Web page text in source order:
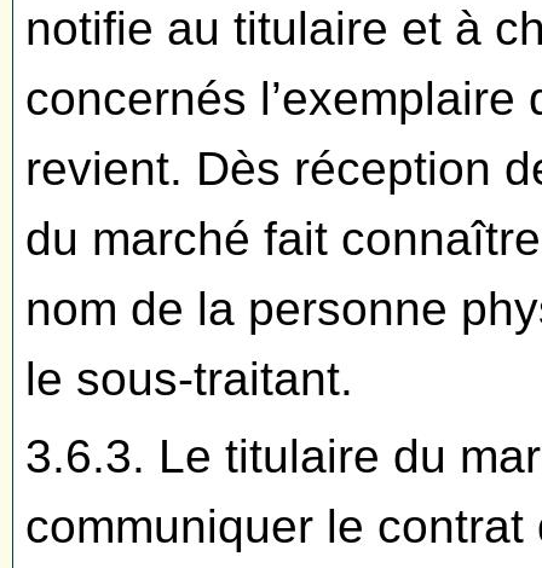
notifie au titulaire et à
concernés l’exemplaire
revient. Dès réception
du marché fait
nom de la personne
le sous-traitant.
3.6.3. Le titulaire du
communiquer le